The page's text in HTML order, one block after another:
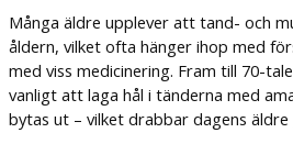
Många äldre upplever att tand- och
åldern, vilket ofta hänger ihop med
med viss medicinering. Fram till 70-
vanligt att laga hål i tänderna med
bytas ut – vilket drabbar dagens